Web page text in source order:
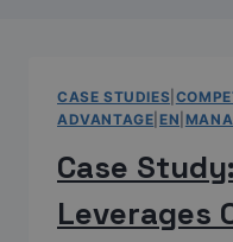
CASE STUDIES
ADVANTAGE EN
Case
Leverages